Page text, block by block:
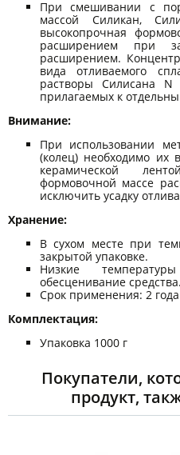
При смешивании с
массой Силикан,
высокопрочная
расширением при
расширением.
вида отливаемого
растворы Силисана N
прилагаемых к
Внимание:
При использовании
(колец) необходимо их
керамической
формовочной массе
исключить усадку
Хранение:
В сухом месте при
закрытой упаковке.
Низкие
обесценивание средства.
Срок применения: 2 года
Комплектация:
Упаковка 1000 г
Покупатели,
продукт,